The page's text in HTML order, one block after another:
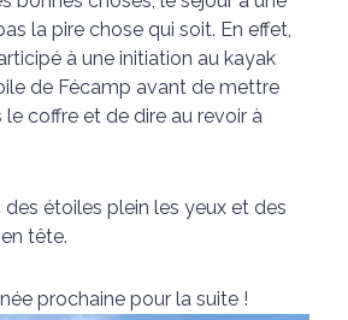
la pire chose qui soit. En effet,
à une initiation au kayak
de Fécamp avant de mettre
le coffre et de dire au revoir à
étoiles plein les yeux et des
tête.
prochaine pour la suite !